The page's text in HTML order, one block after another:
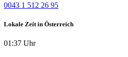
0043 1 512 26 95
Lokale Zeit in Österreich
01:37 Uhr